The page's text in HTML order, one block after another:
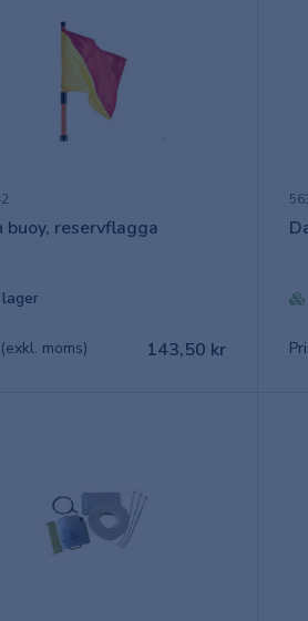
buoy, reservflagga
lager
moms) 143,50 kr